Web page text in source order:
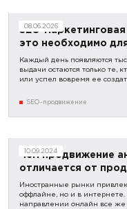
08.06.2026
SEO-
это необходимо
Каждый день появляются
выдачи остаются только те,
или успел вовремя ее
SEO-продвижение
10.09.2024
Чем продвижение
отличается от
Иностранные рынки
оффлайне, но и в интернете.
направлении онлайн все же